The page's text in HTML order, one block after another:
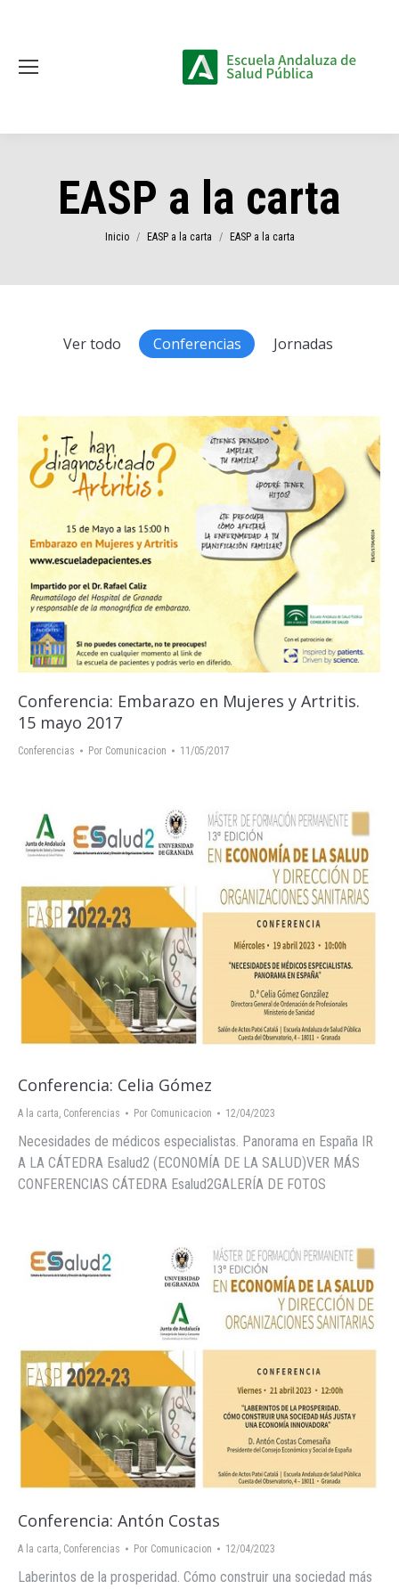
EASP a la carta
Estás aquí:
Inicio EASP a la carta EASP a la carta
Ver todo Conferencias Jornadas
Conferencia: Embarazo en Mujeres y Artritis.
15 mayo 2017
Conferencias Por Comunicacion 11/05/2017
Conferencia: Celia Gómez
A la carta, Conferencias Por Comunicacion 12/04/2023
Necesidades de médicos especialistas. Panorama en España IR
A LA CÁTEDRA Esalud2 (ECONOMÍA DE LA SALUD)VER MÁS
CONFERENCIAS CÁTEDRA Esalud2GALERÍA DE FOTOS
Conferencia: Antón Costas
A la carta, Conferencias Por Comunicacion 12/04/2023
Laberintos de la prosperidad. Cómo construir una sociedad más